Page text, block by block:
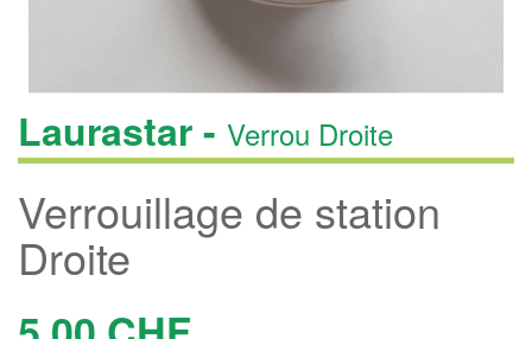
Laurastar - Verrou Droite
Verrouillage de station
Droite